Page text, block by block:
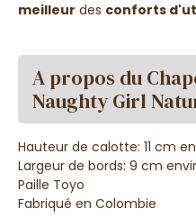
meilleur des conforts
A propos du
Naughty Girl
Hauteur de calotte: 11 cm
Largeur de bords: 9 cm
Paille Toyo
Fabriqué en Colombie